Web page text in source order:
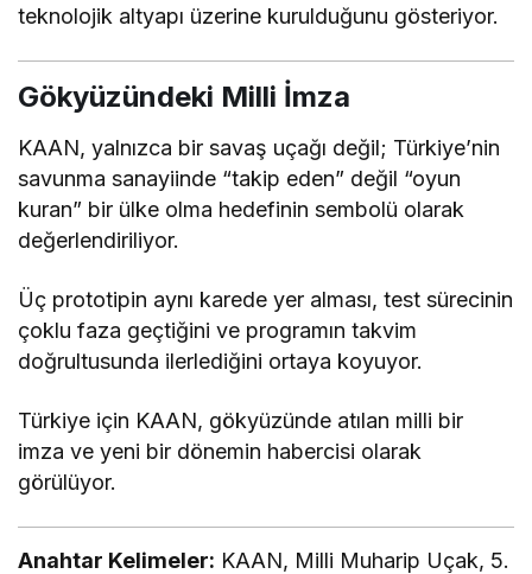
teknolojik altyapı üzerine kurulduğunu gösteriyor.
Gökyüzündeki Milli İmza
KAAN, yalnızca bir savaş uçağı değil; Türkiye’nin
savunma sanayiinde “takip eden” değil “oyun
kuran” bir ülke olma hedefinin sembolü olarak
değerlendiriliyor.
Üç prototipin aynı karede yer alması, test sürecinin
çoklu faza geçtiğini ve programın takvim
doğrultusunda ilerlediğini ortaya koyuyor.
Türkiye için KAAN, gökyüzünde atılan milli bir
imza ve yeni bir dönemin habercisi olarak
görülüyor.
Anahtar Kelimeler: KAAN, Milli Muharip Uçak, 5.